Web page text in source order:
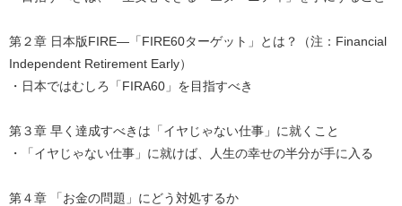
第２章 日本版FIRE―「FIRE60ターゲット」とは？（注：Financial
Independent Retirement Early）
・日本ではむしろ「FIRA60」を目指すべき
第３章 早く達成すべきは「イヤじゃない仕事」に就くこと
・「イヤじゃない仕事」に就けば、人生の幸せの半分が手に入る
第４章 「お金の問題」にどう対処するか